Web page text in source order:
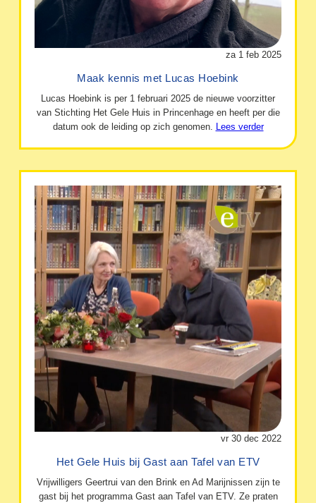
za 1 feb 2025
Maak kennis met Lucas Hoebink
Lucas Hoebink is per 1 februari 2025 de nieuwe voorzitter
van Stichting Het Gele Huis in Princenhage en heeft per die
datum ook de leiding op zich genomen. Lees verder
vr 30 dec 2022
Het Gele Huis bij Gast aan Tafel van ETV
Vrijwilligers Geertrui van den Brink en Ad Marijnissen zijn te
gast bij het programma Gast aan Tafel van ETV. Ze praten